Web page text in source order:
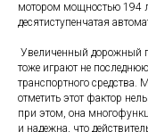
мотором мощностью 194
десятиступенчатая
Увеличенный дорожный
тоже играют не
транспортного средства.
отметить этот фактор
при этом, она
и надежна, что